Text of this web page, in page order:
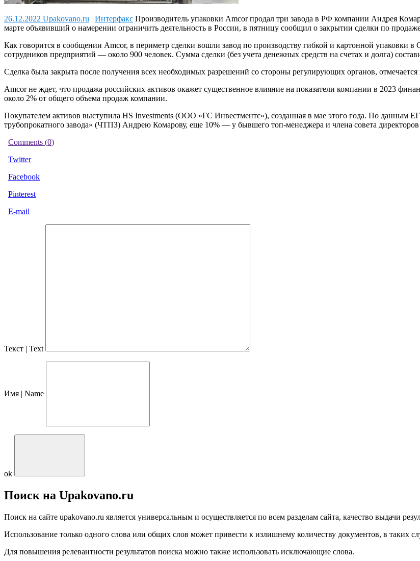
26.12.2022 Upakovano.ru | Интерфакс Производитель упаковки Amcor продал три завода в РФ компании Андрея
марте объявивший о намерении ограничить деятельность в России, в пятницу сообщил о закрытии сделки по
Как говорится в сообщении Amcor, в периметр сделки вошли завод по производству гибкой и картонной упаковки
сотрудников предприятий — около 900 человек. Сумма сделки (без учета денежных средств на счетах и долга)
Сделка была закрыта после получения всех необходимых разрешений со стороны регулирующих органов,
Amcor не ждет, что продажа российских активов окажет существенное влияние на показатели компании в 2023
около 2% от общего объема продаж компании.
Покупателем активов выступила HS Investments (ООО «ГС Инвестментс»), созданная в мае этого года. По данным
трубопрокатного завода» (ЧТПЗ) Андрею Комарову, еще 10% — у бывшего топ-менеджера и члена совета
Comments (0)
Twitter
Facebook
Pinterest
E-mail
Текст | Text
Имя | Name
ok
Поиск на Upakovano.ru
Поиск на сайте upakovano.ru является универсальным и осуществляется по всем разделам сайта, качество выдачи
Использование только одного слова или общих слов может привести к излишнему количеству документов, в таких
Для повышения релевантности результатов поиска можно также использовать исключающие слова.